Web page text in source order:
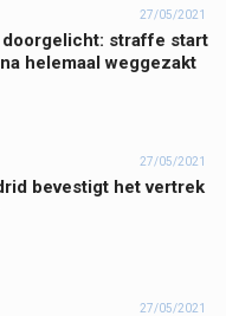
27/05/2021
straffe start
helemaal weggezakt
27/05/2021
bevestigt het vertrek
27/05/2021